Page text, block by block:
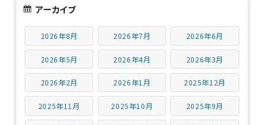
アーカイブ
2026年8月 2026年7月 2026年6月
2026年5月 2026年4月 2026年3月
2026年2月 2026年1月 2025年12月
2025年11月 2025年10月 2025年9月